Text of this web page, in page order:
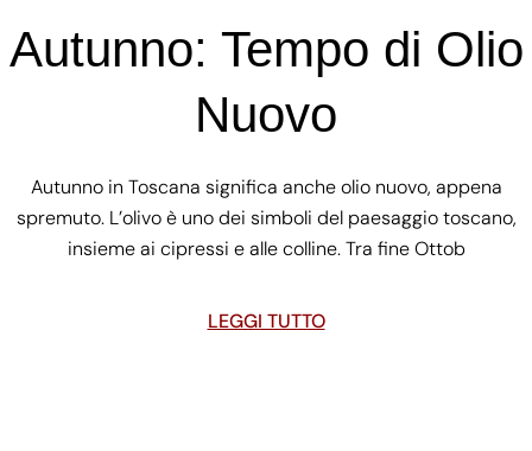
Autunno: Tempo di Olio
Nuovo
Autunno in Toscana significa anche olio nuovo, appena
spremuto. L’olivo è uno dei simboli del paesaggio toscano,
insieme ai cipressi e alle colline. Tra fine Ottob
LEGGI TUTTO